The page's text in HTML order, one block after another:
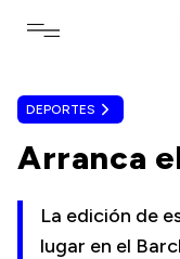
Toggle navigation
DEPORTES
Arranca
La edición de
lugar en el